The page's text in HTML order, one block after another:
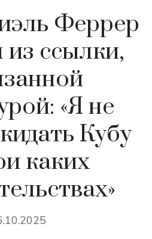
Феррер
из ссылки,
«Я не
Кубу
каких